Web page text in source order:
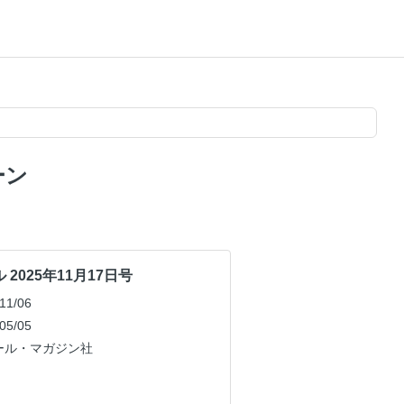
2025年11月17日号
06
05
ル・マガジン社